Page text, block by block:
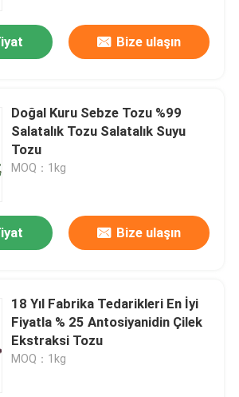
Bize ulaşın
Doğal Kuru Sebze Tozu %99
Salatalık Tozu Salatalık Suyu
Tozu
MOQ：1kg
Bize ulaşın
18 Yıl Fabrika Tedarikleri En İyi
Fiyatla % 25 Antosiyanidin Çilek
Ekstraksi Tozu
MOQ：1kg